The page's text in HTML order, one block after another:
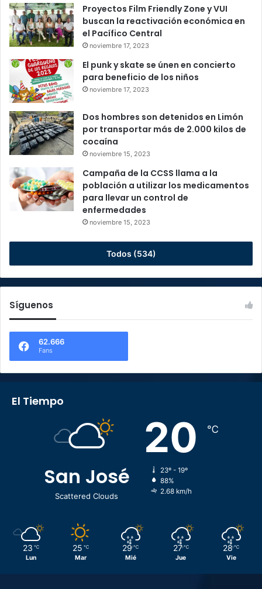
Proyectos Film Friendly Zone y VUI
buscan la reactivación económica en
el Pacífico Central
noviembre 17, 2023
El punk y skate se únen en concierto
para beneficio de los niños
noviembre 17, 2023
Dos hombres son detenidos en Limón
por transportar más de 2.000 kilos de
cocaína
noviembre 15, 2023
Campaña de la CCSS llama a la
población a utilizar los medicamentos
para llevar un control de
enfermedades
noviembre 15, 2023
Todos (534)
Síguenos
62.666
Fans
El Tiempo
San José
Scattered Clouds
20 ℃
23º - 19º
88%
2.68 km/h
23 ℃
Lun
25 ℃
Mar
29 ℃
Mié
27 ℃
Jue
28 ℃
Vie